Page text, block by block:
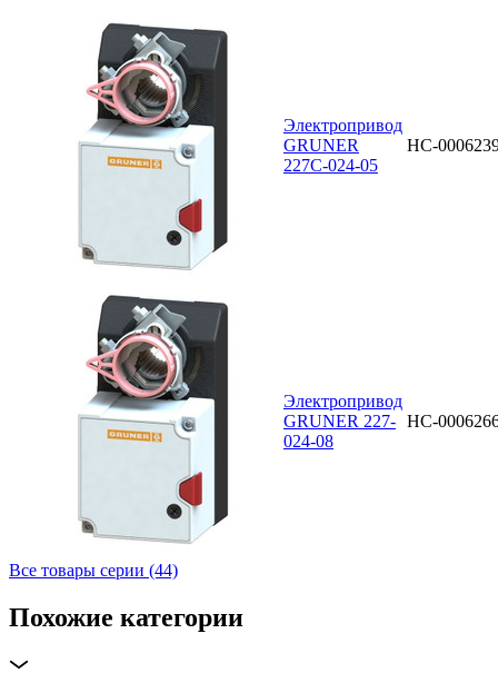
Электропривод
GRUNER
227C-024-05
НС-
Электропривод
GRUNER 227-
024-08
НС-
Все товары серии (44)
Похожие категории